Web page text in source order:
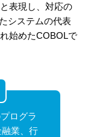
表現し、対応の
システムの代表
始めたCOBOLで
ログラ
業、行